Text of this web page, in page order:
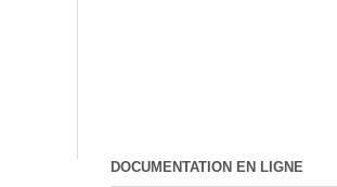
DOCUMENTATION EN LIGNE